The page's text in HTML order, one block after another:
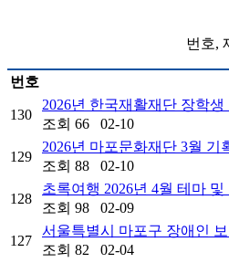
번호,
번호
130
2026년 한국재활재단 장학생
조회 66 02-10
129
2026년 마포문화재단 3월 기
조회 88 02-10
128
초록여행 2026년 4월 테마
조회 98 02-09
127
서울특별시 마포구 장애인
조회 82 02-04